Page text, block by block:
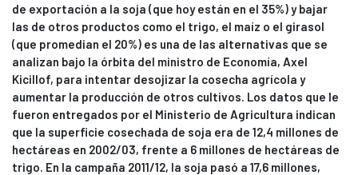
de exportación a la soja (que hoy están en el 35%) y bajar
las de otros productos como el trigo, el maíz o el girasol
(que promedian el 20%) es una de las alternativas que se
analizan bajo la órbita del ministro de Economía, Axel
Kicillof, para intentar desojizar la cosecha agrícola y
aumentar la producción de otros cultivos. Los datos que le
fueron entregados por el Ministerio de Agricultura indican
que la superficie cosechada de soja era de 12,4 millones de
hectáreas en 2002/03, frente a 6 millones de hectáreas de
trigo. En la campaña 2011/12, la soja pasó a 17,6 millones,